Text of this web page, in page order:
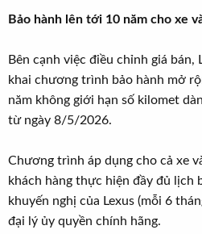
Bảo hành lên tới 10 năm cho xe
Bên cạnh việc điều chỉnh giá bán,
khai chương trình bảo hành mở
năm không giới hạn số kilomet
từ ngày 8/5/2026.
Chương trình áp dụng cho cả xe
khách hàng thực hiện đầy đủ lịch
khuyến nghị của Lexus (mỗi 6
đại lý ủy quyền chính hãng.